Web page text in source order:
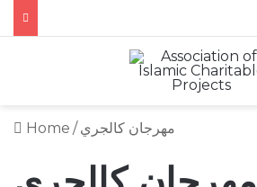
Home / مهرجان كالجري